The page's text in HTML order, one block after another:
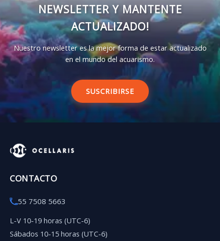
NEWSLETTER Y MANTENTE
ACTUALIZADO!
Nuestro newsletter es la mejor forma de estar actualizado
en el mundo del acuarismo.
SUSCRIBIRSE
CONTACTO
55 7508 5663
L-V 10-19 horas (UTC-6)
Sábados 10-15 horas (UTC-6)